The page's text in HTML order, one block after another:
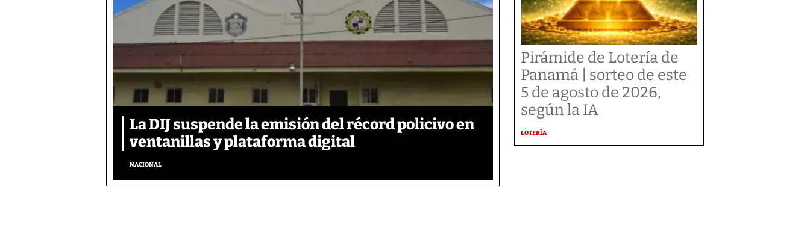
La DIJ suspende la emisión del récord policivo en
ventanillas y plataforma digital
NACIONAL
Pirámide de Lotería de
Panamá | sorteo de este
5 de agosto de 2026,
según la IA
LOTERÍA